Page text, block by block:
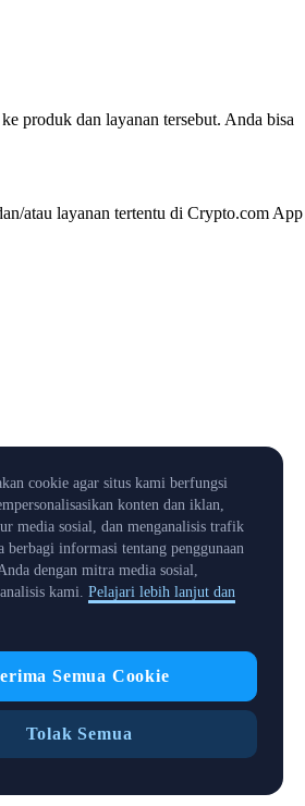
produk dan layanan tersebut. Anda bisa
atau layanan tertentu di Crypto.com App
cookie agar situs kami berfungsi
konten dan iklan,
media sosial, dan menganalisis trafik
informasi tentang penggunaan
dengan mitra media sosial,
kami. Pelajari lebih lanjut dan
Semua Cookie
Tolak Semua